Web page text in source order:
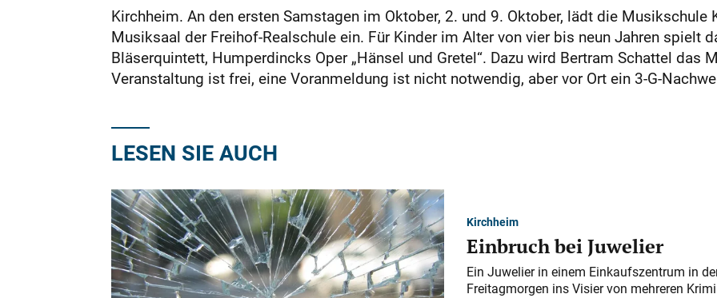
Kirchheim. An den ersten Samstagen im Oktober, 2. und 9. Oktober, lädt die Musikschule
Musiksaal der Freihof-Realschule ein. Für Kinder im Alter von vier bis neun Jahren spielt
Bläserquintett, Humperdincks Oper „Hänsel und Gretel“. Dazu wird Bertram Schattel das
Veranstaltung ist frei, eine Voranmeldung ist nicht notwendig, aber vor Ort ein 3-G-
LESEN SIE AUCH
Kirchheim
Einbruch bei Juwelier
Ein Juwelier in einem Einkaufszentrum in
Freitagmorgen ins Visier von mehreren